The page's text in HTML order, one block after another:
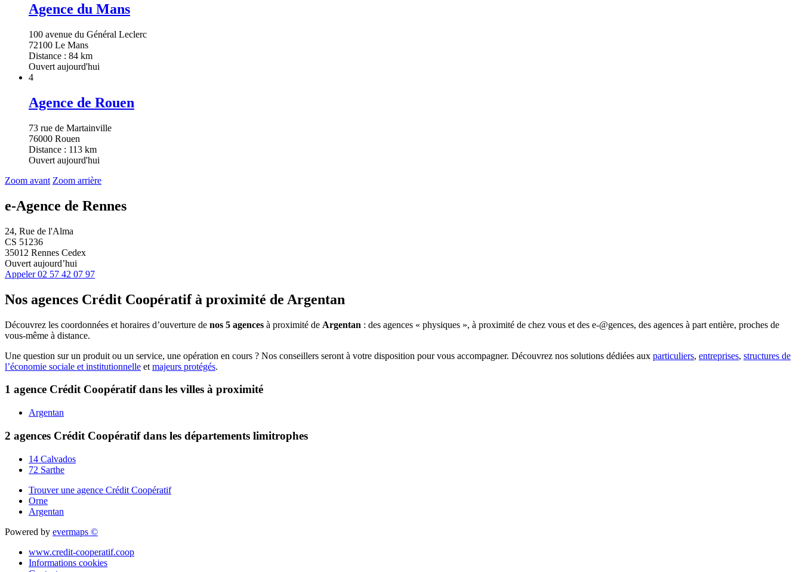
Agence du Mans
100 avenue du Général Leclerc
72100 Le Mans
Distance : 84 km
Ouvert aujourd'hui
4
Agence de Rouen
73 rue de Martainville
76000 Rouen
Distance : 113 km
Ouvert aujourd'hui
Zoom avant Zoom arrière
e-Agence de Rennes
24, Rue de l'Alma
CS 51236
35012 Rennes Cedex
Ouvert aujourd’hui
Appeler 02 57 42 07 97
Nos agences Crédit Coopératifà proximité de Argentan
Découvrez les coordonnées et horaires d’ouverture de nos 5 agences à proximité de Argentan : des agences « physiques », à proximité de chez vous et des e-@gences, des agences à part entière, proches de
vous-même à distance.
Une question sur un produit ou un service, une opération en cours ? Nos conseillers seront à votre disposition pour vous accompagner. Découvrez nos solutions dédiées aux particuliers, entreprises, structures de
l’économie sociale et institutionnelle et majeurs protégés.
1 agence Crédit Coopératif dans les villes à proximité
Argentan
2 agences Crédit Coopératif dans les départements limitrophes
14 Calvados
72 Sarthe
Trouver une agence Crédit Coopératif
Orne
Argentan
Powered by evermaps ©
www.credit-cooperatif.coop
Informations cookies